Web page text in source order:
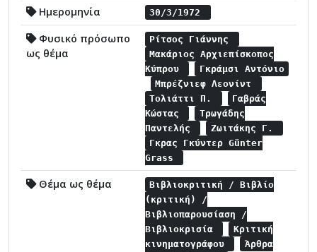
Ημερομηνία 30/3/1972
Φυσικό πρόσωπο
ως θέμα
Ρίτσος Γιάννης
Μακάριος Αρχιεπίσκοπος
Κύπρου
Γκράμσι Αντόνιο
Μπρέζνιεφ Λεονίντ
Τολιάττι Π.
Γαβράς
Κώστας
Τρωγάδης
Παντελής
Ζωιτάκης Γ.
Γκρας Γκύντερ Günter
Grass
Θέμα ως θέμα
Βιβλιοκριτική / Βιβλίο
(κριτική) /
Βιβλιοπαρουσίαση /
Βιβλιοκρισία
Κριτική
κινηματογράφου
Άρθρα